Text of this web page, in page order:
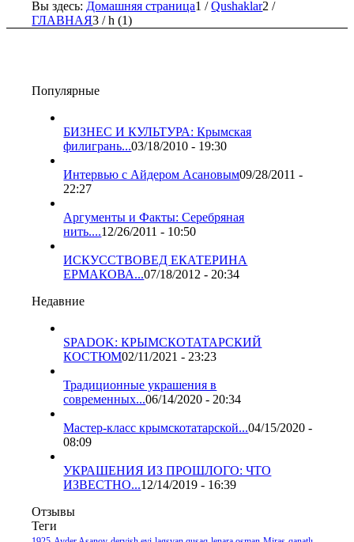
Вы здесь: Домашняя страница1 / Qushaklar2 /
ГЛАВНАЯ3 / h (1)
Популярные
БИЗНЕС И КУЛЬТУРА: Крымская
филигрань...03/18/2010 - 19:30
Интервью с Айдером Асановым09/28/2011 -
22:27
Аргументы и Факты: Серебряная
нить....12/26/2011 - 10:50
ИСКУССТВОВЕД ЕКАТЕРИНА
ЕРМАКОВА...07/18/2012 - 20:34
Недавние
SPADOK: КРЫМСКОТАТАРСКИЙ
КОСТЮМ02/11/2021 - 23:23
Традиционные украшения в
современных...06/14/2020 - 20:34
Мастер-класс крымскотатарской...04/15/2020 -
08:09
УКРАШЕНИЯ ИЗ ПРОШЛОГО: ЧТО
ИЗВЕСТНО...12/14/2019 - 16:39
Отзывы
Теги